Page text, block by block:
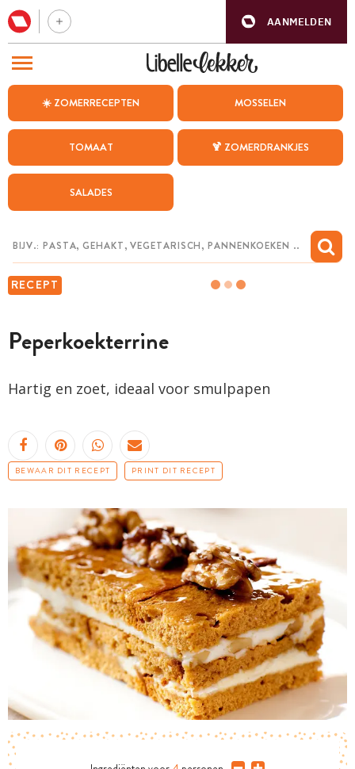
AANMELDEN
☀️ ZOMERRECEPTEN MOSSELEN
TOMAAT 🍹 ZOMERDRANKJES
SALADES
RECEPT
Peperkoekterrine
Hartig en zoet, ideaal voor smulpapen
BEWAAR DIT RECEPT PRINT DIT RECEPT
BEZOEK ONZE ANDERE WEBSITES
WEEKMENU
CHAT MET MAIA
MIJN BEWAARDE RECEPTEN